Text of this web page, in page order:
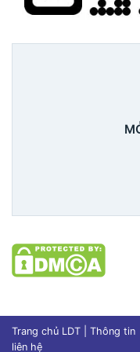
Xem
Trang chủ LDT
Thông tin
liên hệ